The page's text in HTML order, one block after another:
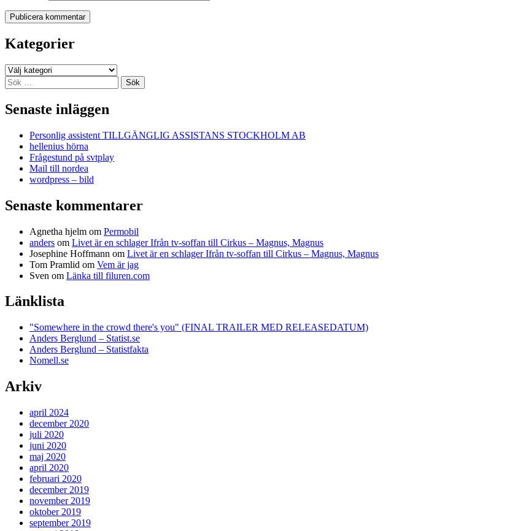
Kategorier
Kategorier
Sök
efter:
Senaste inläggen
Personlig assistent TILLGÄNGLIG ASSISTANS STOCKHOLM AB
hellenius hörna
Frågestund på svtplay
Mail till nordea
wordpress – bild
Senaste kommentarer
Agnetha hjelm om Permobil
anders om Livet är en schlager Ifrån tv-soffan till Cirkus – Magnus, Magnus
Josephine Hoffmann om Livet är en schlager Ifrån tv-soffan till Cirkus – Magnus, Magnus
Tom Pramlid om Vem är jag
Sven om Länka till filuren.com
Länklista
"Somewhere in the crowd there's you" (FINAL TRAILER MED RELEASEDATUM)
Anders Berglund – Statist.se
Anders Berglund – Statistfakta
Nomell.se
Arkiv
april 2024
december 2020
juli 2020
juni 2020
maj 2020
april 2020
februari 2020
december 2019
november 2019
oktober 2019
september 2019